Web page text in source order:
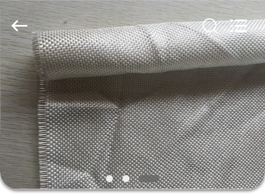
บ้าน
สินค้า
เกี่ยว
กับ
2026
HUATAO
LOVER
LTD.
Rights
Reserved.